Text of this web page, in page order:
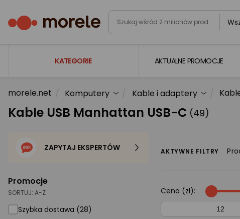
KATEGORIE
Laptopy
Komputery
Gaming
Telewizory i audio
Foto i kamery
AKTUALNE PROMOCJE
morele.net Komputery Kable i adaptery
Kable USB Manhattan USB-C (49)
Promocje
SORTUJ: A-Z
Szybka dostawa (28)
ZAPYTAJ EKSPERTÓW AKTYWNE FILTRY
Cena (zł):